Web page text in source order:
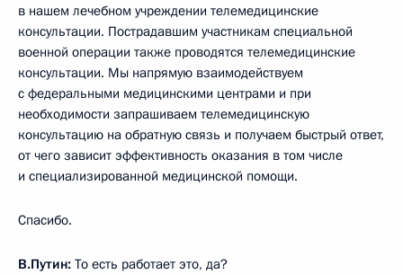
в нашем лечебном учреждении телемедицинские
консультации. Пострадавшим участникам специальной
военной операции также проводятся телемедицинские
консультации. Мы напрямую взаимодействуем
с федеральными медицинскими центрами и при
необходимости запрашиваем телемедицинскую
консультацию на обратную связь и получаем быстрый ответ,
от чего зависит эффективность оказания в том числе
и специализированной медицинской помощи.
Спасибо.
В.Путин: То есть работает это, да?